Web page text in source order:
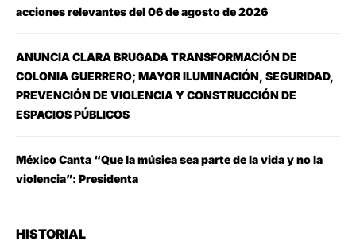
acciones relevantes del 06 de agosto de 2026
ANUNCIA CLARA BRUGADA TRANSFORMACIÓN DE
COLONIA GUERRERO; MAYOR ILUMINACIÓN, SEGURIDAD,
PREVENCIÓN DE VIOLENCIA Y CONSTRUCCIÓN DE
ESPACIOS PÚBLICOS
México Canta “Que la música sea parte de la vida y no la
violencia”: Presidenta
HISTORIAL